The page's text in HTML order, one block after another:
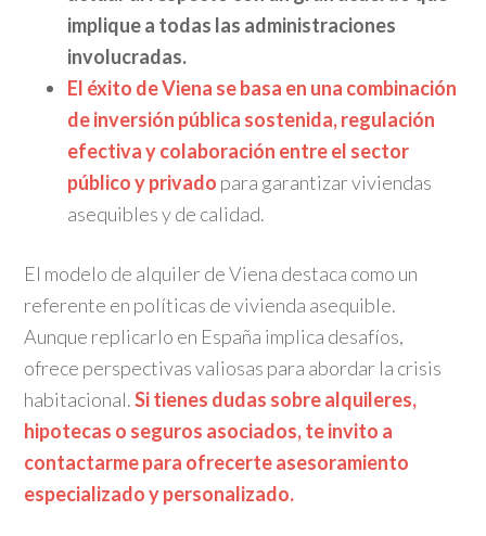
implique a todas las administraciones
involucradas.
El éxito de Viena se basa en una combinación
de inversión pública sostenida, regulación
efectiva y colaboración entre el sector
público y privado para garantizar viviendas
asequibles y de calidad.
El modelo de alquiler de Viena destaca como un
referente en políticas de vivienda asequible.
Aunque replicarlo en España implica desafíos,
ofrece perspectivas valiosas para abordar la crisis
habitacional.Si tienes dudas sobre alquileres,
hipotecas o seguros asociados, te invito a
contactarme para ofrecerte asesoramiento
especializado y personalizado.